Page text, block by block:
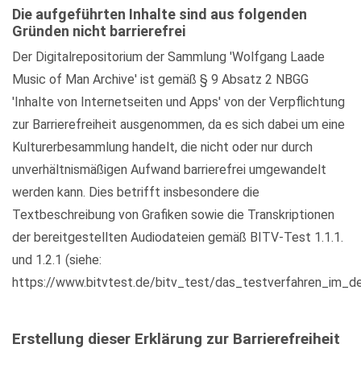
Die aufgeführten Inhalte sind aus folgenden
Gründen nicht barrierefrei
Der Digitalrepositorium der Sammlung 'Wolfgang Laade
Music of Man Archive' ist gemäß § 9 Absatz 2 NBGG
'Inhalte von Internetseiten und Apps' von der Verpflichtung
zur Barrierefreiheit ausgenommen, da es sich dabei um eine
Kulturerbesammlung handelt, die nicht oder nur durch
unverhältnismäßigen Aufwand barrierefrei umgewandelt
werden kann. Dies betrifft insbesondere die
Textbeschreibung von Grafiken sowie die Transkriptionen
der bereitgestellten Audiodateien gemäß BITV-Test 1.1.1.
und 1.2.1 (siehe:
https://www.bitvtest.de/bitv_test/
Erstellung dieser Erklärung zur Barrierefreiheit